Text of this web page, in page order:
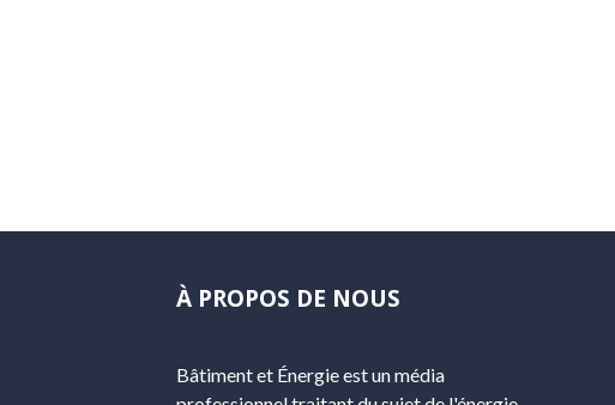
À PROPOS DE NOUS
Bâtiment et Énergie est un média